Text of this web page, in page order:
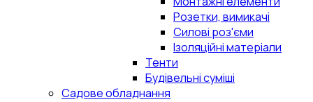
Розетки, вимикачі
Силові роз'єми
Ізоляційні матеріали
Тенти
Будівельні суміші
Садове обладнання